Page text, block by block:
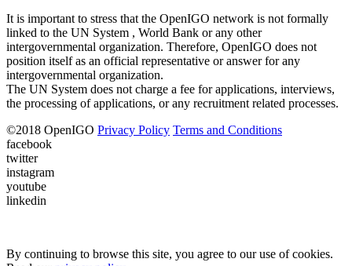
It is important to stress that the OpenIGO network is not formally
linked to the UN System , World Bank or any other
intergovernmental organization. Therefore, OpenIGO does not
position itself as an official representative or answer for any
intergovernmental organization.
The UN System does not charge a fee for applications, interviews,
the processing of applications, or any recruitment related processes.
©2018 OpenIGO Privacy Policy Terms and Conditions
facebook
twitter
instagram
youtube
linkedin
By continuing to browse this site, you agree to our use of cookies.